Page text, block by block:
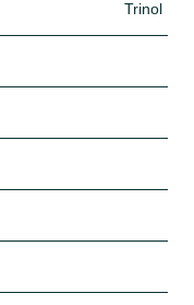
Trinol